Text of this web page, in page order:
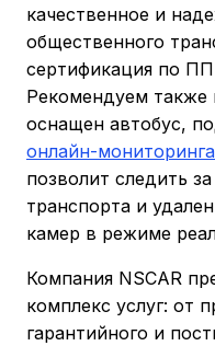
качественное и
общественного
сертификация по
Рекомендуем
оснащен автобус,
онлайн-
позволит следить
транспорта и
камер в режиме
Компания NSCAR
комплекс услуг: от
гарантийного и